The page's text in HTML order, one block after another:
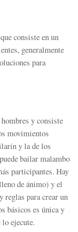
consiste en un
generalmente
para
y consiste
movimientos
y la de los
bailar malambo
participantes. Hay
de ánimo) y el
reglas para crear un
básicos es única y
ejecute.